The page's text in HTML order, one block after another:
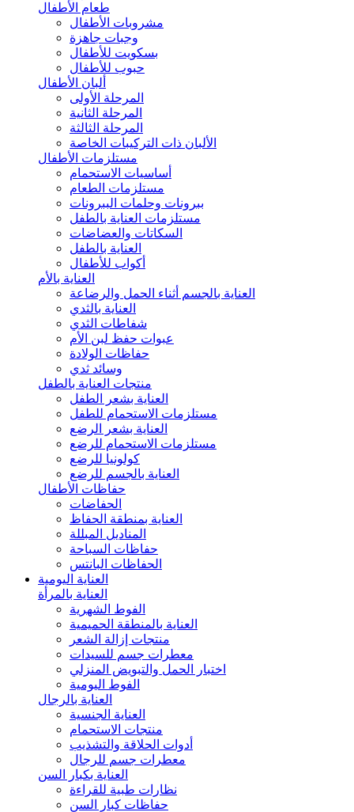
طعام الأطفال
مشروبات الأطفال
وجبات جاهزة
بسكويت للأطفال
حبوب للأطفال
ألبان الأطفال
المرحلة الأولى
المرحلة الثانية
المرحلة الثالثة
الألبان ذات التركيبات الخاصة
مستلزمات الأطفال
أساسيات الاستحمام
مستلزمات الطعام
ببرونات وحلمات الببرونات
مستلزمات العناية بالطفل
السكاتات والعضاضات
العناية بالطفل
أكواب للأطفال
العناية بالأم
العناية بالجسم أثناء الحمل والرضاعة
العناية بالثدي
شفاطات الثدي
عبوات حفظ لبن الأم
حفاظات الولادة
وسائد ثدي
منتجات العناية بالطفل
العناية بشعر الطفل
مستلزمات الاستحمام للطفل
العناية بشعر الرضع
مستلزمات الاستحمام للرضع
كولونيا للرضع
العناية بالجسم للرضع
حفاظات الأطفال
الحفاضات
العناية بمنطقة الحفاظ
المناديل المبللة
حفاظات السباحة
الحفاظات البانتس
العناية اليومية
العناية بالمرأة
الفوط الشهرية
العناية بالمنطقة الحميمية
منتجات إزالة الشعر
معطرات جسم للسيدات
اختبار الحمل والتبويض المنزلي
الفوط اليومية
العناية بالرجال
العناية الجنسية
منتجات الاستحمام
أدوات الحلاقة والتشذيب
معطرات جسم للرجال
العناية بكبار السن
نظارات طبية للقراءة
حفاظات كبار السن